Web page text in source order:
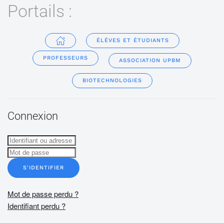
Portails :
ÉLÈVES ET ÉTUDIANTS
PROFESSEURS ASSOCIATION UPBM
BIOTECHNOLOGIES
Connexion
S'IDENTIFIER
Mot de passe perdu ?
Identifiant perdu ?